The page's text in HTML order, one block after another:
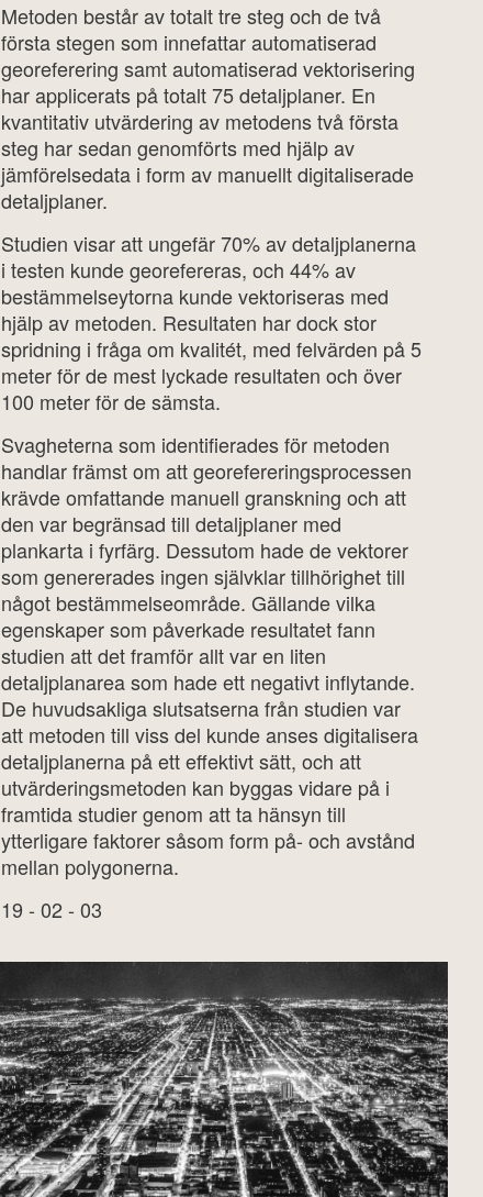
Metoden består av totalt tre steg och de två
första stegen som innefattar automatiserad
georeferering samt automatiserad vektorisering
har applicerats på totalt 75 detaljplaner. En
kvantitativ utvärdering av metodens två första
steg har sedan genomförts med hjälp av
jämförelsedata i form av manuellt digitaliserade
detaljplaner.
Studien visar att ungefär 70% av detaljplanerna
i testen kunde georefereras, och 44% av
bestämmelseytorna kunde vektoriseras med
hjälp av metoden. Resultaten har dock stor
spridning i fråga om kvalitét, med felvärden på 5
meter för de mest lyckade resultaten och över
100 meter för de sämsta.
Svagheterna som identifierades för metoden
handlar främst om att georefereringsprocessen
krävde omfattande manuell granskning och att
den var begränsad till detaljplaner med
plankarta i fyrfärg. Dessutom hade de vektorer
som genererades ingen självklar tillhörighet till
något bestämmelseområde. Gällande vilka
egenskaper som påverkade resultatet fann
studien att det framför allt var en liten
detaljplanarea som hade ett negativt inflytande.
De huvudsakliga slutsatserna från studien var
att metoden till viss del kunde anses digitalisera
detaljplanerna på ett effektivt sätt, och att
utvärderingsmetoden kan byggas vidare på i
framtida studier genom att ta hänsyn till
ytterligare faktorer såsom form på- och avstånd
mellan polygonerna.
19 - 02 - 03